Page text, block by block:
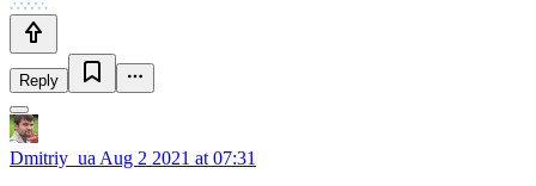
Reply
Dmitriy_ua Aug 2 2021 at 07:31